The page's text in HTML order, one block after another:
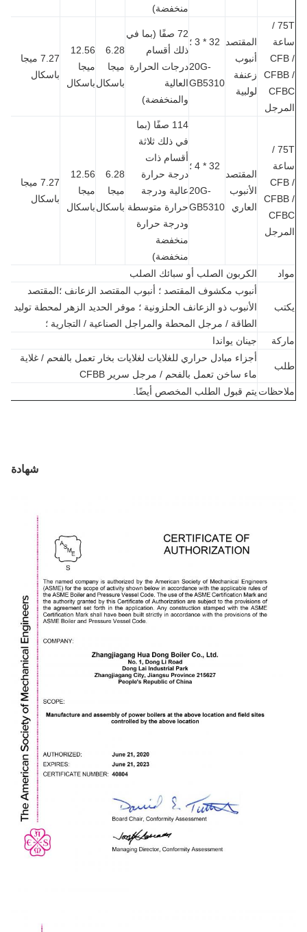
منخفضة)
75T /
المقتصد
أنبوب
زعنفة
لولبية
32 * 3 ؛
GB5310
72 صفًا (بما في
ذلك أقسام
درجات الحرارة
العالية
والمنخفضة)
ميجا
باسكال
12.56
ميجا
باسكال
7.27 ميجا
باسكال
75T /
المقتصد
الأنبوب
العاري
20G-
GB5310
114 صفًا (بما
في ذلك ثلاثة
أقسام ذات
درجة حرارة
عالية ودرجة
حرارة متوسطة
ودرجة حرارة
منخفضة
منخفضة)
6.28
ميجا
باسكال
12.56
ميجا
باسكال
7.27 ميجا
باسكال
الكربون الصلب أو سبائك الصلب
أنبوب مكشوف المقتصد ؛ أنبوب المقتصد الزعانف ؛المقتصد
الأنبوب ذو الزعانف الحلزونية ؛ موفر الحديد الزهر لمحطة توليد
الطاقة / مرجل المحطة والمراجل الصناعية / التجارية ؛
جينان يواندا
أجزاء مبادل حراري للغلايات لغلايات بخار تعمل بالفحم / غلاية
ماء ساخن تعمل بالفحم / مرجل سرير CFBB
يتم قبول الطلب المخصص أيضًا.
شهادة